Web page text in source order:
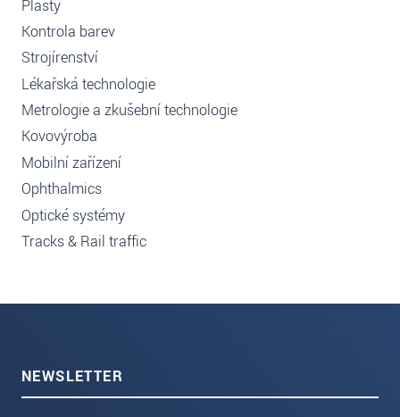
Plasty
Kontrola barev
Strojírenství
Lékařská technologie
Metrologie a zkušební technologie
Kovovýroba
Mobilní zařízení
Ophthalmics
Optické systémy
Tracks & Rail traffic
NEWSLETTER